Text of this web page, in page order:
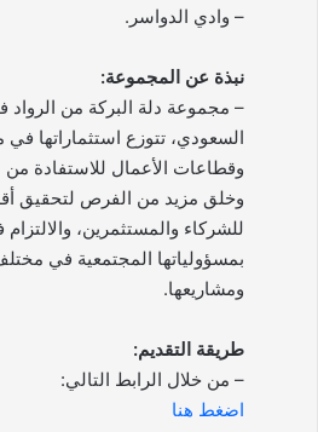
– وادي الدواسر.
نبذة عن المجموعة:
– مجموعة دلة البركة من الرواد
السعودي، تتوزع استثماراتها
وقطاعات الأعمال للاستفادة من
وخلق مزيد من الفرص لتحقيق
للشركاء والمستثمرين،
بمسؤولياتها المجتمعية في
ومشاريعها.
طريقة التقديم:
– من خلال الرابط التالي:
اضغط هنا